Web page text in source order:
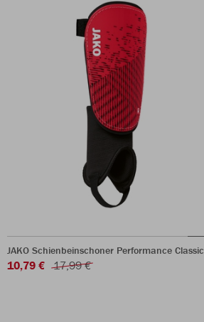
JAKO Schienbeinschoner Performance Classic
10,79 € 17,99 €